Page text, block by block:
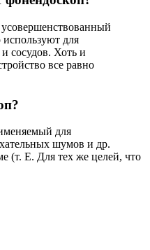
используют для
сосудов. Хоть и
все равно
для
шумов и др.
(т. Е. Для тех же целей, что